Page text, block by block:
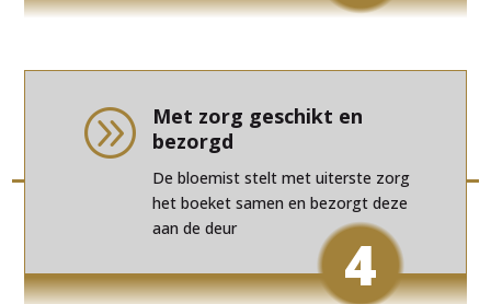
A
Met zorg geschikt en
bezorgd
De bloemist stelt met uiterste zorg
het boeket samen en bezorgt deze
aan de deur
4